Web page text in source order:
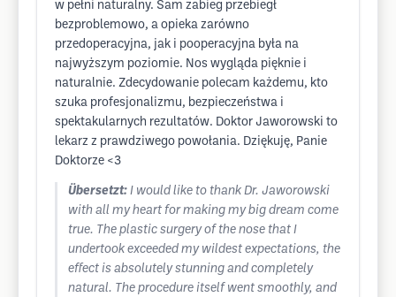
w pełni naturalny. Sam zabieg przebiegł
bezproblemowo, a opieka zarówno
przedoperacyjna, jak i pooperacyjna była na
najwyższym poziomie. Nos wygląda pięknie i
naturalnie. Zdecydowanie polecam każdemu, kto
szuka profesjonalizmu, bezpieczeństwa i
spektakularnych rezultatów. Doktor Jaworowski to
lekarz z prawdziwego powołania. Dziękuję, Panie
Doktorze <3
Übersetzt: I would like to thank Dr. Jaworowski
with all my heart for making my big dream come
true. The plastic surgery of the nose that I
undertook exceeded my wildest expectations, the
effect is absolutely stunning and completely
natural. The procedure itself went smoothly, and